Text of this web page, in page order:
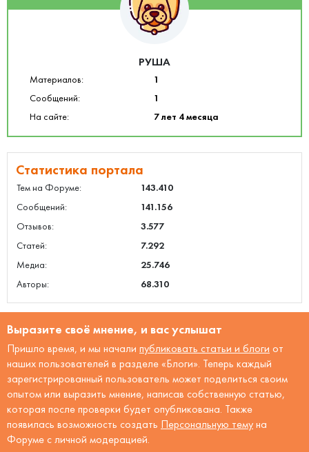
РУША
Материалов:
1
Сообщений:
1
На сайте:
7 лет 4 месяца
Статистика портала
Тем на Форуме:
143.410
Сообщений:
141.156
Отзывов:
3.577
Статей:
7.292
Медиа:
25.746
Авторы:
68.310
Выразите своё мнение, и вас услышат
Пришло время, и мы начали публиковать статьи и блоги от
наших пользователей в разделе «Блоги». Теперь каждый
зарегистрированный пользователь может поделиться своим
опытом или выразить мнение, написав собственную статью,
которая после проверки будет опубликована. Также
появилась возможность создать Персональную тему на
Форуме с личной модерацией.